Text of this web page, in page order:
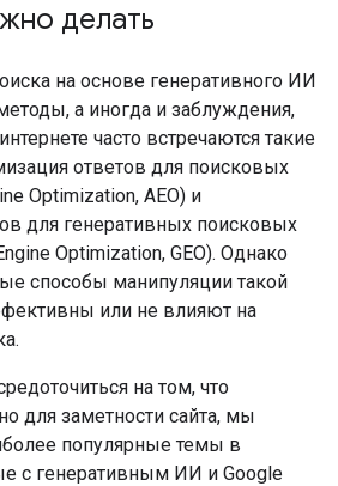
делать
на основе генеративного ИИ
а иногда и заблуждения,
часто встречаются такие
ответов для поисковых
Optimization, AEO) и
для генеративных поисковых
Optimization, GEO). Однако
способы манипуляции такой
или не влияют на
на том, что
для заметности сайта, мы
популярные темы в
с генеративным ИИ и Google